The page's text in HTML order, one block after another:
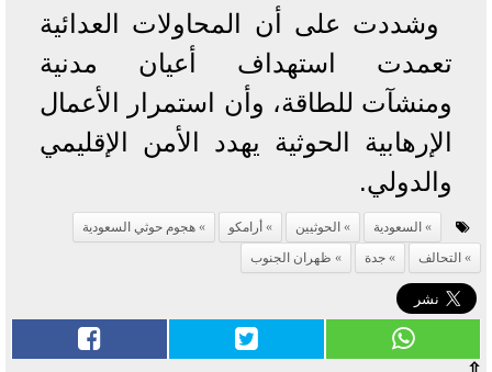
وشددت على أن المحاولات العدائية
تعمدت استهداف أعيان مدنية
ومنشآت للطاقة، وأن استمرار الأعمال
الإرهابية الحوثية يهدد الأمن الإقليمي
والدولي.
السعودية الحوثيين أرامكو
هجوم حوثي السعودية
التحالف
جدة ظهران الجنوب